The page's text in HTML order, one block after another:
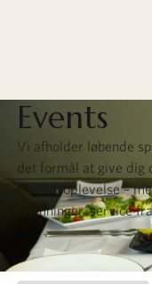
Events
Vi afholder løbende
det formål at give dig
helhedsoplevelse –
stemninger, service